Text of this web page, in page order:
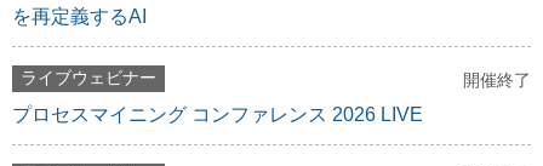
を再定義するAI
ライブウェビナー 開催終了
プロセスマイニング コンファレンス 2026 LIVE